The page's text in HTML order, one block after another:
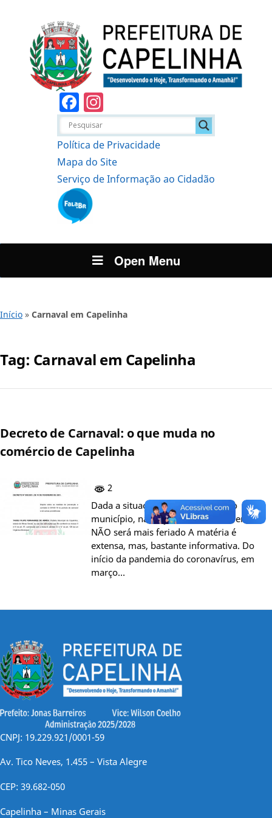
Facebook
Política de Privacidade
Mapa do Site
Serviço de Informação ao Cidadão
Open Menu
Início » Carnaval em Capelinha
Tag: Carnaval em Capelinha
Decreto de Carnaval: o que muda no
comércio de Capelinha
2
Dada a situação epidemiológica do
município, na terça-feira, 16 de fevereiro,
NÃO será mais feriado A matéria é
extensa, mas, bastante informativa. Do
início da pandemia do coronavírus, em
março…
CNPJ: 19.229.921/0001-59
Av. Tico Neves, 1.455 – Vista Alegre
CEP: 39.682-050
Capelinha – Minas Gerais